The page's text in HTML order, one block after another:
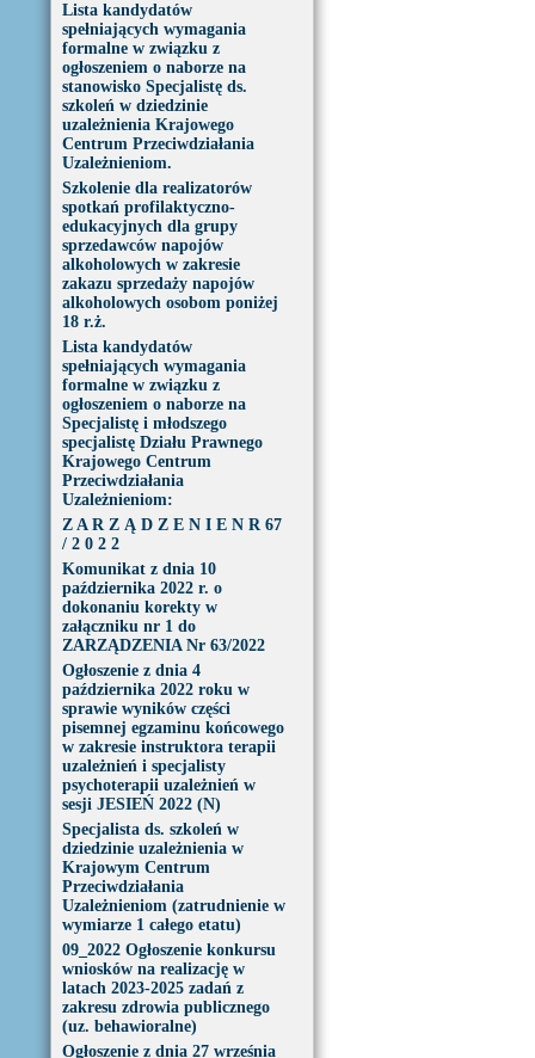
Lista kandydatów
spełniających wymagania
formalne w związku z
ogłoszeniem o naborze na
stanowisko Specjalistę ds.
szkoleń w dziedzinie
uzależnienia Krajowego
Centrum Przeciwdziałania
Uzależnieniom.
Szkolenie dla realizatorów
spotkań profilaktyczno-
edukacyjnych dla grupy
sprzedawców napojów
alkoholowych w zakresie
zakazu sprzedaży napojów
alkoholowych osobom poniżej
18 r.ż.
Lista kandydatów
spełniających wymagania
formalne w związku z
ogłoszeniem o naborze na
Specjalistę i młodszego
specjalistę Działu Prawnego
Krajowego Centrum
Przeciwdziałania
Uzależnieniom:
Z A R Z Ą D Z E N I E N R 67
/ 2 0 2 2
Komunikat z dnia 10
października 2022 r. o
dokonaniu korekty w
załączniku nr 1 do
ZARZĄDZENIA Nr 63/2022
Ogłoszenie z dnia 4
października 2022 roku w
sprawie wyników części
pisemnej egzaminu końcowego
w zakresie instruktora terapii
uzależnień i specjalisty
psychoterapii uzależnień w
sesji JESIEŃ 2022 (N)
Specjalista ds. szkoleń w
dziedzinie uzależnienia w
Krajowym Centrum
Przeciwdziałania
Uzależnieniom (zatrudnienie w
wymiarze 1 całego etatu)
09_2022 Ogłoszenie konkursu
wniosków na realizację w
latach 2023-2025 zadań z
zakresu zdrowia publicznego
(uz. behawioralne)
Ogłoszenie z dnia 27 września